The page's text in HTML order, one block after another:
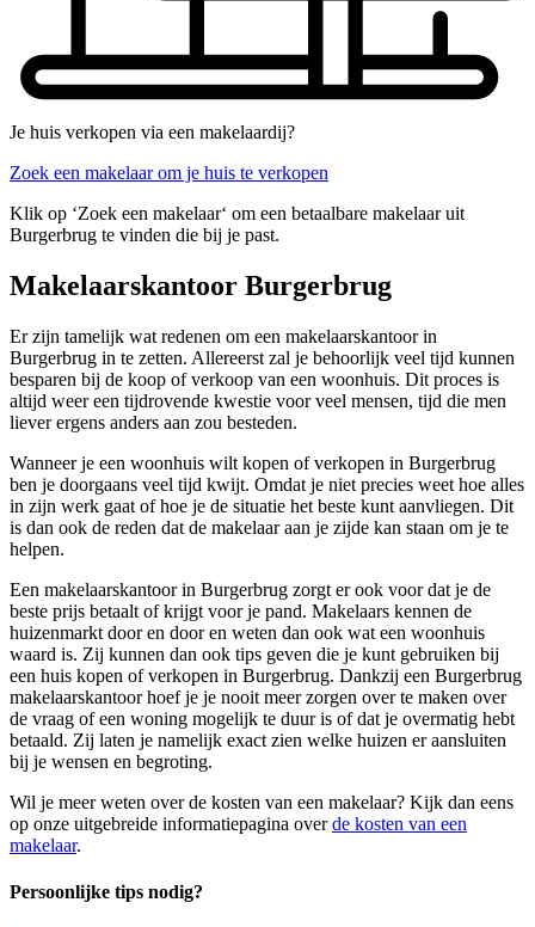
Je huis verkopen via een makelaardij?
Zoek een makelaar om je huis te verkopen
Klik op ‘Zoek een makelaar‘ om een betaalbare makelaar uit
Burgerbrug te vinden die bij je past.
Makelaarskantoor Burgerbrug
Er zijn tamelijk wat redenen om een makelaarskantoor in
Burgerbrug in te zetten. Allereerst zal je behoorlijk veel tijd kunnen
besparen bij de koop of verkoop van een woonhuis. Dit proces is
altijd weer een tijdrovende kwestie voor veel mensen, tijd die men
liever ergens anders aan zou besteden.
Wanneer je een woonhuis wilt kopen of verkopen in Burgerbrug
ben je doorgaans veel tijd kwijt. Omdat je niet precies weet hoe alles
in zijn werk gaat of hoe je de situatie het beste kunt aanvliegen. Dit
is dan ook de reden dat de makelaar aan je zijde kan staan om je te
helpen.
Een makelaarskantoor in Burgerbrug zorgt er ook voor dat je de
beste prijs betaalt of krijgt voor je pand. Makelaars kennen de
huizenmarkt door en door en weten dan ook wat een woonhuis
waard is. Zij kunnen dan ook tips geven die je kunt gebruiken bij
een huis kopen of verkopen in Burgerbrug. Dankzij een Burgerbrug
makelaarskantoor hoef je je nooit meer zorgen over te maken over
de vraag of een woning mogelijk te duur is of dat je overmatig hebt
betaald. Zij laten je namelijk exact zien welke huizen er aansluiten
bij je wensen en begroting.
Wil je meer weten over de kosten van een makelaar? Kijk dan eens
op onze uitgebreide informatiepagina overde kosten van een
makelaar.
Persoonlijke tips nodig?